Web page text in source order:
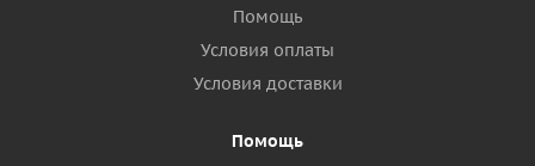
Помощь
Условия оплаты
Условия доставки
Помощь